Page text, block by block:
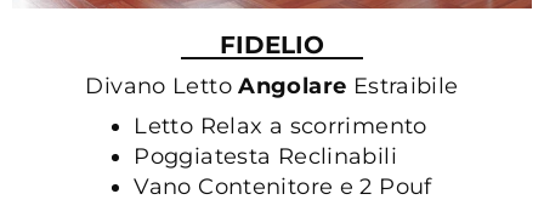
FIDELIO
Divano LettoAngolare Estraibile
Letto Relax a scorrimento
Poggiatesta Reclinabili
Vano Contenitore e 2 Pouf